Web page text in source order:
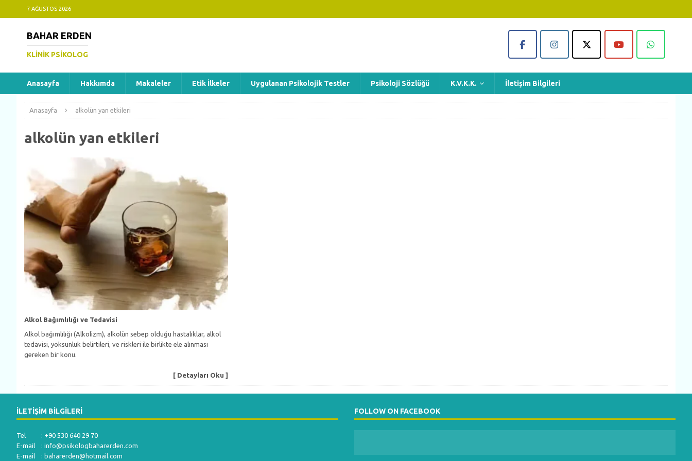
7 AĞUSTOS 2026
BAHAR ERDEN
KLINIK PSIKOLOG
Anasayfa Hakkımda Makaleler Etik İlkeler Uygulanan Psikolojik Testler Psikoloji Sözlüğü K.V.K.K. İletişim Bilgileri
Anasayfa alkolün yan etkileri
alkolün yan etkileri
Alkol Bağımlılığı ve Tedavisi
Alkol bağımlılığı (Alkolizm), alkolün sebep olduğu hastalıklar, alkol
tedavisi, yoksunluk belirtileri, ve riskleri ile birlikte ele alınması
gereken bir konu.
[ Detayları Oku ]
İLETIŞIM BILGILERI
Tel : +90 530 640 29 70
E-mail : info@psikologbaharerden.com
E-mail : baharerden@hotmail.com
FOLLOW ON FACEBOOK